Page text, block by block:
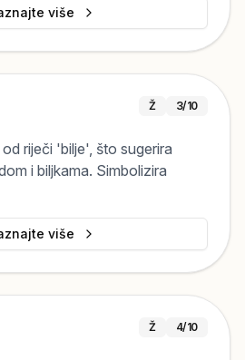
više
Ž 3/10
riječi 'bilje', što sugerira
i biljkama. Simbolizira
više
Ž 4/10